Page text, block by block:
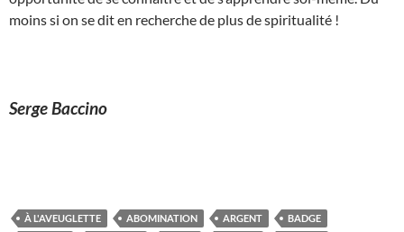
moins si on se dit en recherche de plus de spiritualité !
Serge Baccino
À L'AVEUGLETTE ABOMINATION ARGENT
BADGE